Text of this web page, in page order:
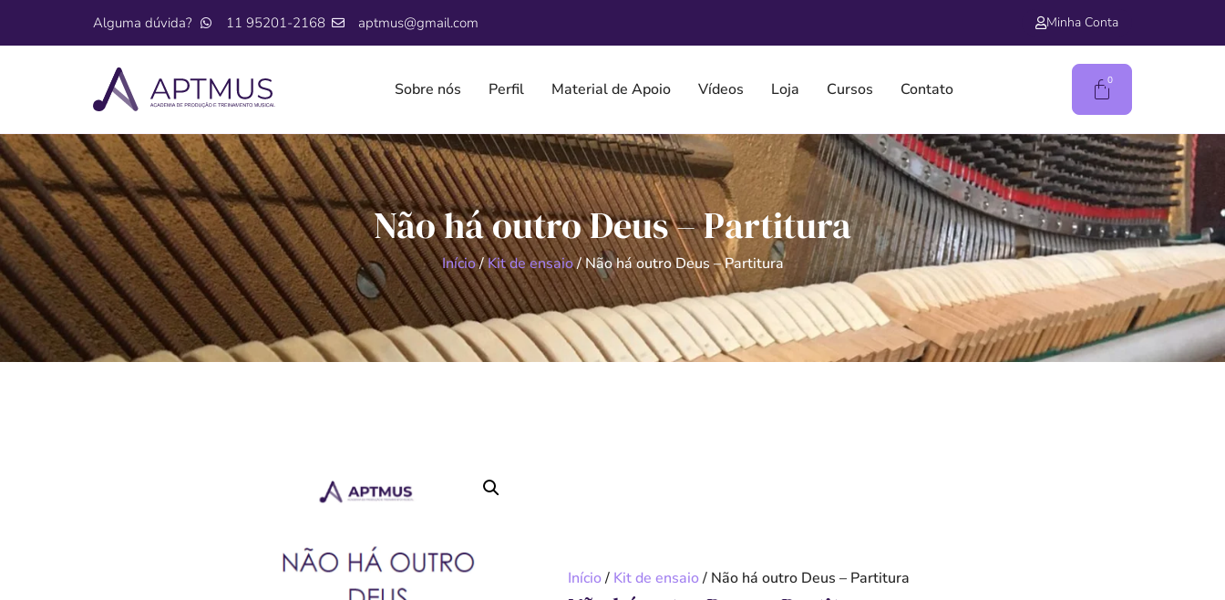
Alguma dúvida? 11 95201-2168 aptmus@gmail.com Minha Conta
Sobre nós Perfil Material de Apoio Vídeos Loja Cursos Contato 0
Não há outro Deus – Partitura
Início/Kit de ensaio/ Não há outro Deus – Partitura
Início/ Kit de ensaio/ Não há outro Deus – Partitura